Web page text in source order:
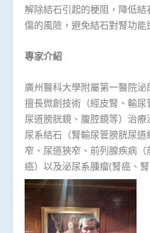
解除結石引起的梗阻，降低
傷的風險，避免結石對腎功能
專家介紹
廣州醫科大學附屬第一醫院泌
擅長微創技術（經皮腎、輸尿
尿道膀胱鏡、腹腔鏡等）治
尿系結石（腎輸尿管膀胱尿
窄、尿道狹窄、前列腺疾病
癌）以及泌尿系腫瘤(腎癌、